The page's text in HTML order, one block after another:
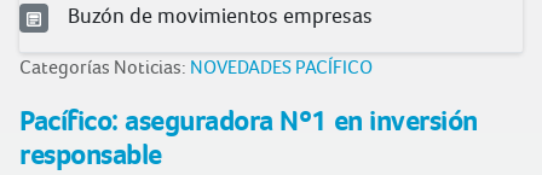
Buzón de movimientos empresas
Categorías Noticias: NOVEDADES PACÍFICO
Pacífico: aseguradora Nº1 en inversión
responsable